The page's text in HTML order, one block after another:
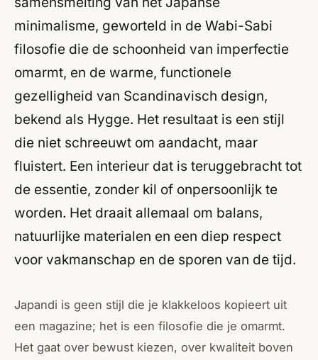
minimalisme, geworteld in de Wabi-Sabi
filosofie die de schoonheid van imperfectie
omarmt, en de warme, functionele
gezelligheid van Scandinavisch design,
bekend als Hygge. Het resultaat is een stijl
die niet schreeuwt om aandacht, maar
fluistert. Een interieur dat is teruggebracht tot
de essentie, zonder kil of onpersoonlijk te
worden. Het draait allemaal om balans,
natuurlijke materialen en een diep respect
voor vakmanschap en de sporen van de tijd.
Japandi is geen stijl die je klakkeloos kopieert uit
een magazine; het is een filosofie die je omarmt.
Het gaat over bewust kiezen, over kwaliteit boven